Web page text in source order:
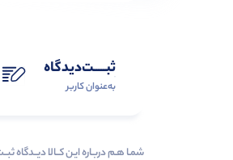
ثبـــــت‌دیدگاه
به‌عنوان کاربر
شمـا هـم دربـاره ایـن کــالا دیــدگاه